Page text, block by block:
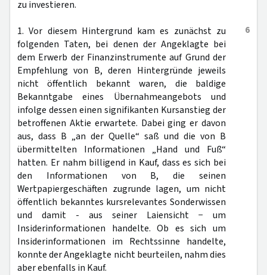
zu investieren.
6
1. Vor diesem Hintergrund kam es zunächst zu
folgenden Taten, bei denen der Angeklagte bei
dem Erwerb der Finanzinstrumente auf Grund der
Empfehlung von B, deren Hintergründe jeweils
nicht öffentlich bekannt waren, die baldige
Bekanntgabe eines Übernahmeangebots und
infolge dessen einen signifikanten Kursanstieg der
betroffenen Aktie erwartete. Dabei ging er davon
aus, dass B „an der Quelle“ saß und die von B
übermittelten Informationen „Hand und Fuß“
hatten. Er nahm billigend in Kauf, dass es sich bei
den Informationen von B, die seinen
Wertpapiergeschäften zugrunde lagen, um nicht
öffentlich bekanntes kursrelevantes Sonderwissen
und damit - aus seiner Laiensicht − um
Insiderinformationen handelte. Ob es sich um
Insiderinformationen im Rechtssinne handelte,
konnte der Angeklagte nicht beurteilen, nahm dies
aber ebenfalls in Kauf.